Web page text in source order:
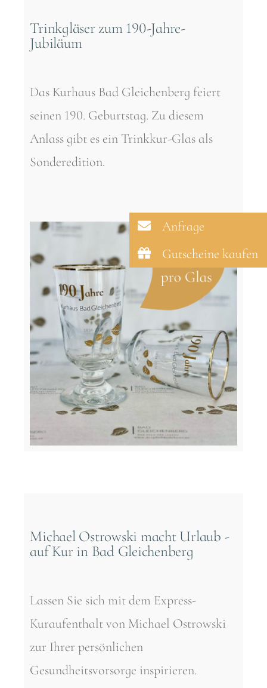
Trinkgläser zum 190-Jahre-
Jubiläum
Das Kurhaus Bad Gleichenberg feiert
seinen 190. Geburtstag. Zu diesem
Anlass gibt es ein Trinkkur-Glas als
Sonderedition.
Michael Ostrowski macht Urlaub -
auf Kur in Bad Gleichenberg
Lassen Sie sich mit dem Express-
Kuraufenthalt von Michael Ostrowski
zur Ihrer persönlichen
Gesundheitsvorsorge inspirieren.
Anfrage
Gutscheine kaufen